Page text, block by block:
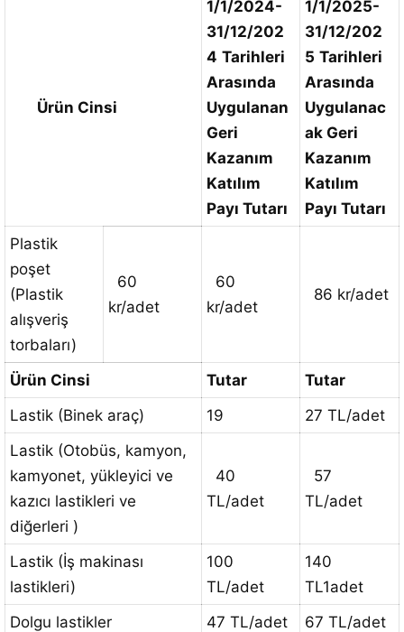
Ürün Cinsi
1/1/2024-
31/12/202
4 Tarihleri
Arasında
Uygulanan
Geri
Kazanım
Katılım
Payı Tutarı
1/1/2025-
31/12/202
5 Tarihleri
Arasında
Uygulanac
ak Geri
Kazanım
Katılım
Payı Tutarı
Plastik
poşet
(Plastik
alışveriş
torbaları)
60
kr/adet
60
kr/adet
86 kr/adet
Ürün Cinsi Tutar
Tutar
Lastik (Binek araç)
19
27 TL/adet
Lastik (Otobüs, kamyon,
kamyonet, yükleyici ve
kazıcı lastikleri ve
diğerleri )
40
TL/adet
57
TL/adet
Lastik (İş makinası
lastikleri)
100
TL/adet
140
TL1adet
Dolgu lastikler
47 TL/adet
67 TL/adet